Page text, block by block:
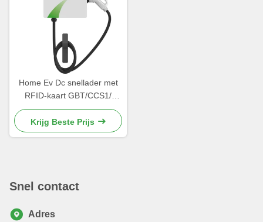
Home Ev Dc snellader met
RFID-kaart GBT/CCS1/
CCS2 standaard
Krijg Beste Prijs
Snel contact
Adres